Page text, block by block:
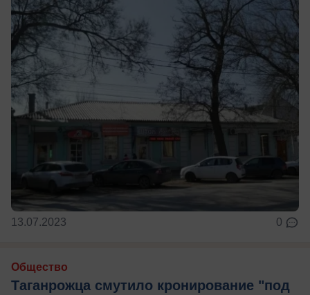
13.07.2023 0
Общество
Таганрожца смутило кронирование "под